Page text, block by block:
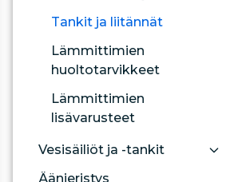
Tankit ja liitännät
Lämmittimien
huoltotarvikkeet
Lämmittimien
lisävarusteet
Vesisäiliöt ja -tankit
Äänieristys